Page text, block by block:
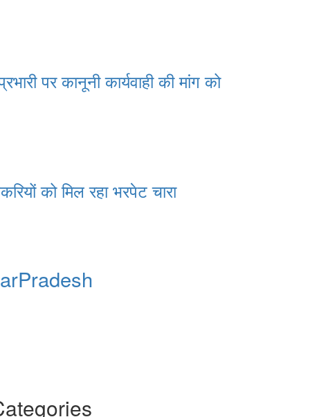
पर कानूनी कार्यवाही की मांग को
को मिल रहा भरपेट चारा